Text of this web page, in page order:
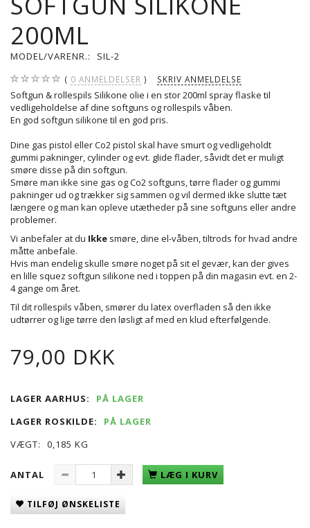
200ML
MODEL/VARENR.: SIL-2
0 ANMELDELSER SKRIV ANMELDELSE
Softgun & rollespils Silikone olie i en stor 200ml spray flaske til
vedligeholdelse af dine softguns og rollespils våben.
En god softgun silikone til en god pris.
Dine gas pistol eller Co2 pistol skal have smurt og vedligeholdt
gummi pakninger, cylinder og evt. glide flader, såvidt det er muligt
smøre disse på din softgun.
Smøre man ikke sine gas og Co2 softguns, tørre flader og gummi
pakninger ud og trækker sig sammen og vil dermed ikke slutte tæt
længere og man kan opleve utætheder på sine softguns eller andre
problemer.
Vi anbefaler at du Ikke smøre, dine el-våben, tiltrods for hvad andre
måtte anbefale.
Hvis man endelig skulle smøre noget på sit el gevær, kan der gives
en lille squez softgun silikone ned i toppen på din magasin evt. en 2-
4 gange om året.
Til dit rollespils våben, smører du latex overfladen så den ikke
udtørrer og lige tørre den løsligt af med en klud efterfølgende.
79,00 DKK
LAGER AARHUS:
PÅ LAGER
LAGER ROSKILDE:
PÅ LAGER
VÆGT:
0,185 KG
ANTAL LÆG I KURV
TILFØJ ØNSKELISTE